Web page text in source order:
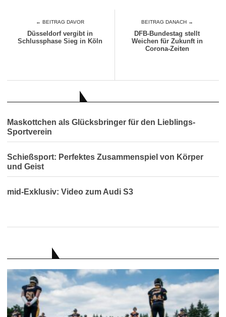
← BEITRAG DAVOR
Düsseldorf vergibt in
Schlussphase Sieg in Köln
BEITRAG DANACH →
DFB-Bundestag stellt
Weichen für Zukunft in
Corona-Zeiten
Maskottchen als Glücksbringer für den Lieblings-
Sportverein
Schießsport: Perfektes Zusammenspiel von Körper
und Geist
mid-Exklusiv: Video zum Audi S3